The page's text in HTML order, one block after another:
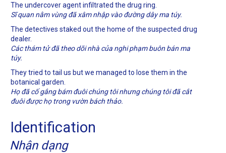
The undercover agent infiltrated the drug ring.
Sĩ quan nằm vùng đã xâm nhập vào đường dây ma túy.
The detectives staked out the home of the suspected drug
dealer.
Các thám tử đã theo dõi nhà của nghi phạm buôn bán ma
túy.
They tried to tail us but we managed to lose them in the
botanical garden.
Họ đã cố gắng bám đuôi chúng tôi nhưng chúng tôi đã cắt
đuôi được họ trong vườn bách thảo.
Identification
Nhận dạng